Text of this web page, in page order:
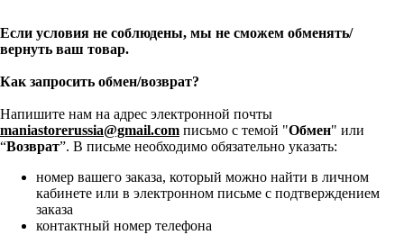
Если условия не соблюдены, мы не сможем обменять/
вернуть ваш товар.
Как запросить обмен/возврат?
Напишите нам на адрес электронной почты
maniastorerussia@gmail.com письмо с темой "Обмен" или
“Возврат”. В письме необходимо обязательно указать:
номер вашего заказа, который можно найти в личном
кабинете или в электронном письме с подтверждением
заказа
контактный номер телефона